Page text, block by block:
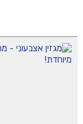
למוצר
זה
יש